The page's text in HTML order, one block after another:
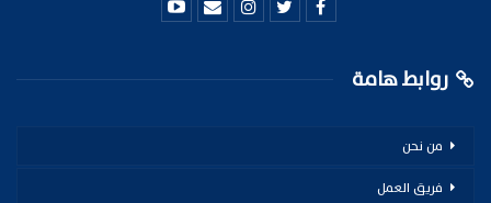
روابط هامة
من نحن
فريق العمل